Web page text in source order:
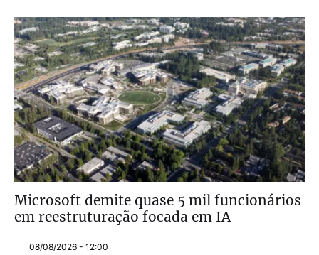
Microsoft demite quase 5 mil funcionários
em reestruturação focada em IA
08/08/2026 - 12:00